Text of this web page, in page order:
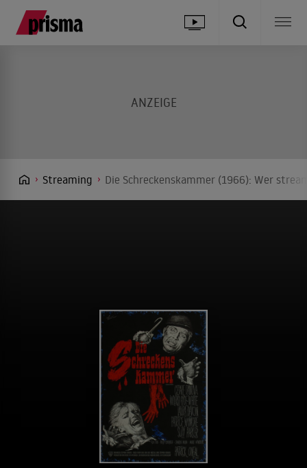
Streaming Die Schreckenskammer (1966): Wer